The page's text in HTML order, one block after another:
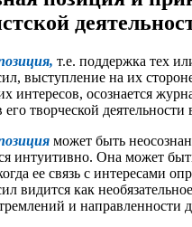
т.е. поддержка тех
выступление на их
интересов, осознается
его творческой
может быть
интуитивно. Она может
ее связь с интересами
видится как
и направленности